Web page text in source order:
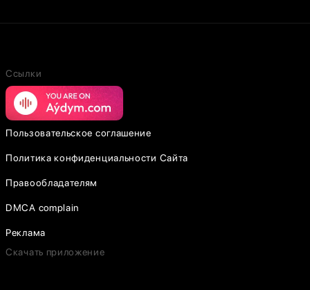
Ссылки
Пользовательское соглашение
Политика конфиденциальности Сайта
Правообладателям
DMCA complain
Реклама
Скачать приложение